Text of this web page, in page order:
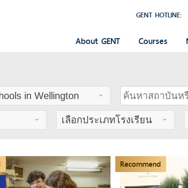
GENT HOTLINE:
About GENT Courses
in Wellington
เลือกประเภทโรงเรียน
Recommend